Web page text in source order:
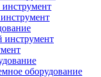
инструмент
оборудование